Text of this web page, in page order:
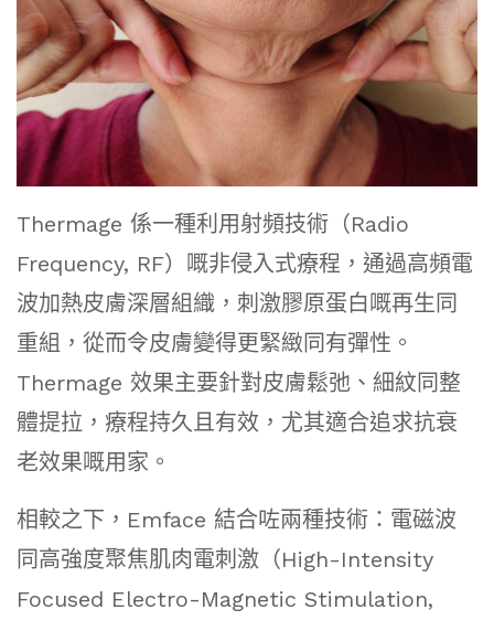
Thermage 係一種利用射頻技術（Radio
Frequency, RF）嘅非侵入式療程，通過高頻電
波加熱皮膚深層組織，刺激膠原蛋白嘅再生同
重組，從而令皮膚變得更緊緻同有彈性。
Thermage 效果主要針對皮膚鬆弛、細紋同整
體提拉，療程持久且有效，尤其適合追求抗衰
老效果嘅用家。
相較之下，Emface 結合咗兩種技術：電磁波
同高強度聚焦肌肉電刺激（High-Intensity
Focused Electro-Magnetic Stimulation,